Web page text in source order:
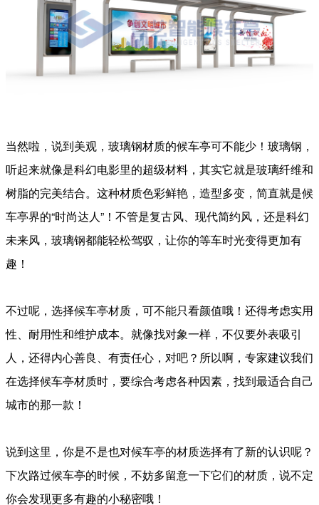
当然啦，说到美观，玻璃钢材质的候车亭可不能少！玻璃钢，
听起来就像是科幻电影里的超级材料，其实它就是玻璃纤维和
树脂的完美结合。这种材质色彩鲜艳，造型多变，简直就是候
车亭界的“时尚达人”！不管是复古风、现代简约风，还是科幻
未来风，玻璃钢都能轻松驾驭，让你的等车时光变得更加有
趣！
不过呢，选择候车亭材质，可不能只看颜值哦！还得考虑实用
性、耐用性和维护成本。就像找对象一样，不仅要外表吸引
人，还得内心善良、有责任心，对吧？所以啊，专家建议我们
在选择候车亭材质时，要综合考虑各种因素，找到最适合自己
城市的那一款！
说到这里，你是不是也对候车亭的材质选择有了新的认识呢？
下次路过候车亭的时候，不妨多留意一下它们的材质，说不定
你会发现更多有趣的小秘密哦！